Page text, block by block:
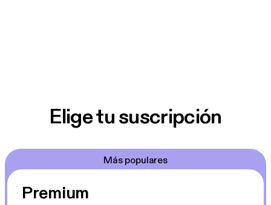
Elige tu suscripción
Más populares
Premium